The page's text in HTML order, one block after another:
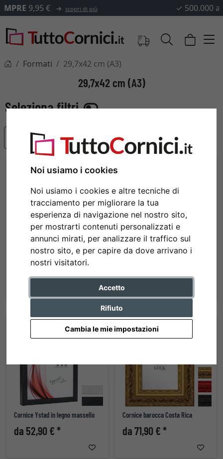
Noi usiamo i cookies
Noi usiamo i cookies e altre tecniche di
tracciamento per migliorare la tua
esperienza di navigazione nel nostro sito,
per mostrarti contenuti personalizzati e
annunci mirati, per analizzare il traffico sul
nostro sito, e per capire da dove arrivano i
nostri visitatori.
Accetto
Rifiuto
Cambia le mie impostazioni
✓ 500.000 articoli tra cui scegliere
Formati 29,7x42 cm (A3)
29,7x42 cm (A3)
Articoli più popolari
Cornice in legno Toulouse Cornice in legno Golestan
Cornice Ystad in legno massello
da 52,90 € *
Cornice barocca Costa Rica
da 71,90 € *